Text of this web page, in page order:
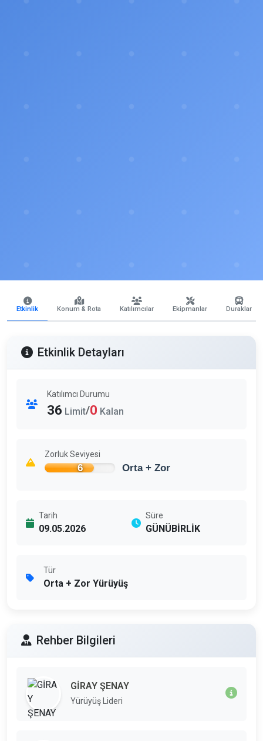
Etkinlik Konum & Rota Katılımcılar Ekipmanlar Duraklar
Etkinlik Detayları
Katılımcı Durumu
36 Limit/0 Kalan
Zorluk Seviyesi
6 Orta + Zor
Tarih
09.05.2026
Süre
GÜNÜBİRLİK
Tür
Orta + Zor Yürüyüş
Rehber Bilgileri
GİRAY ŞENAY
Yürüyüş Lideri